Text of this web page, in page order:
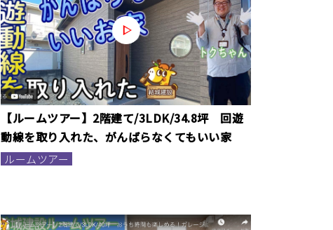
【ルームツアー】2階建て/3LDK/34.8坪 回遊
動線を取り入れた、がんばらなくてもいい家
ルームツアー